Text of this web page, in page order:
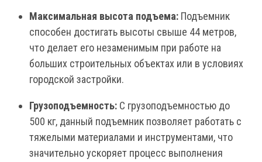
Максимальная высота подъема: Подъемник
способен достигать высоты свыше 44 метров,
что делает его незаменимым при работе на
больших строительных объектах или в условиях
городской застройки.
Грузоподъемность: С грузоподъемностью до
500 кг, данный подъемник позволяет работать с
тяжелыми материалами и инструментами, что
значительно ускоряет процесс выполнения